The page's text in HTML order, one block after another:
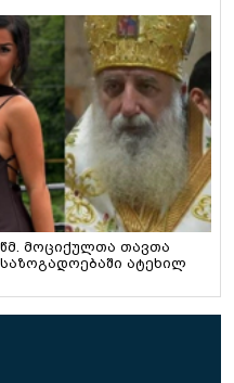
მოციქულთა თავთა
ატეხილ